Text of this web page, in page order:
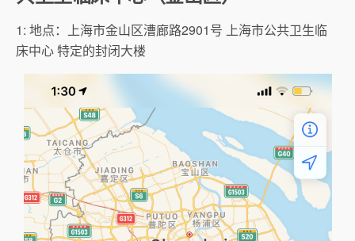
1: 地点：上海市金山区漕廊路2901号 上海市公共卫生临
床中心 特定的封闭大楼